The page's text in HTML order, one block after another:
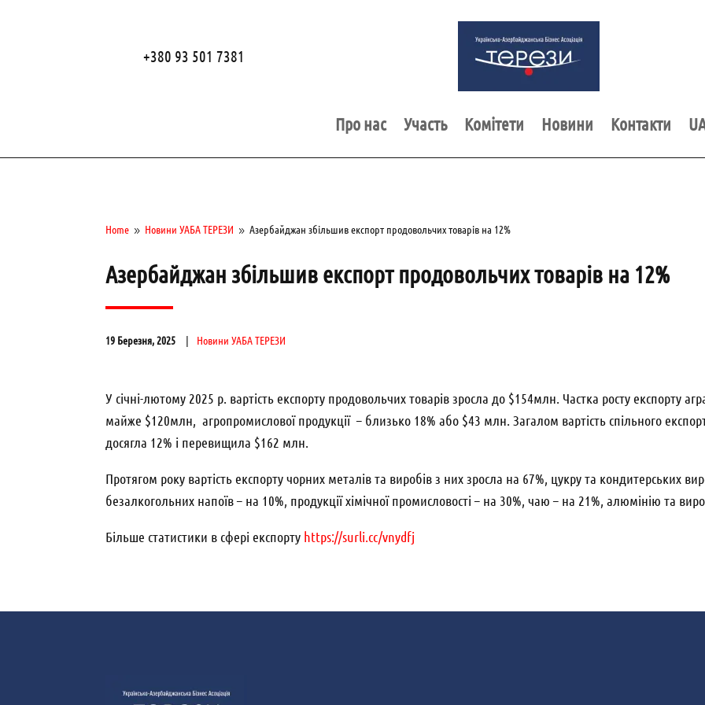
+380 93 501 7381
Про нас Участь Комітети Новини Контакти
Home 9 Новини УАБА ТЕРЕЗИ 9 Азербайджан збільшив експорт продовольчих товарів на 12%
Азербайджан збільшив експорт продовольчих товарів на 12%
19 Березня, 2025 Новини УАБА ТЕРЕЗИ
У січні-лютому 2025 р. вартість експорту продовольчих товарів зросла до $154млн. Частка росту експорту
майже $120млн, агропромислової продукції – близько 18% або $43 млн. Загалом вартість спільного
досягла 12% і перевищила $162 млн.
Протягом року вартість експорту чорних металів та виробів з них зросла на 67%, цукру та кондитерських
безалкогольних напоїв – на 10%, продукції хімічної промисловості – на 30%, чаю – на 21%, алюмінію та
Більше статистики в сфері експорту https://surli.cc/vnydfj